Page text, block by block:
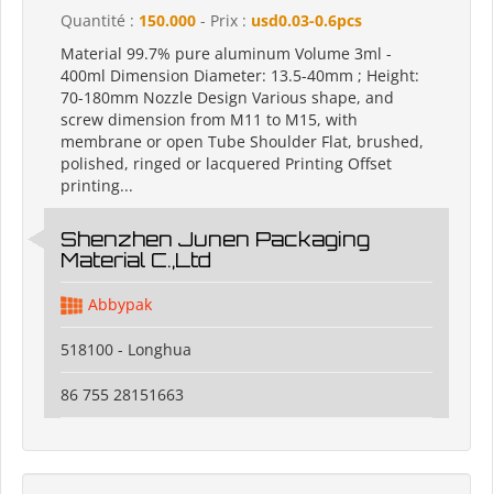
Quantité : 150.000 - Prix : usd0.03-0.6pcs
Material 99.7% pure aluminum Volume 3ml -
400ml Dimension Diameter: 13.5-40mm ; Height:
70-180mm Nozzle Design Various shape, and
screw dimension from M11 to M15, with
membrane or open Tube Shoulder Flat, brushed,
polished, ringed or lacquered Printing Offset
printing...
Shenzhen Junen Packaging
Material C.,Ltd
Abbypak
518100 - Longhua
86 755 28151663